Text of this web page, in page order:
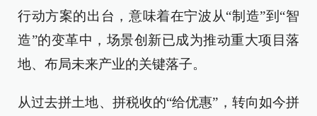
行动方案的出台，意味着在宁波从“制造”到“智
造”的变革中，场景创新已成为推动重大项目落
地、布局未来产业的关键落子。
从过去拼土地、拼税收的“给优惠”，转向如今拼